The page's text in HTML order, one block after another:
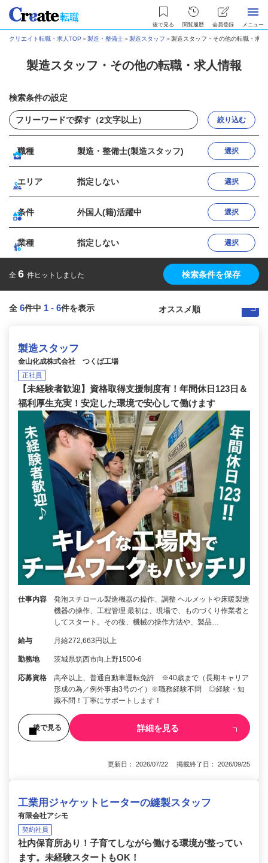
後で見る 閲覧履歴 会員登録 メニュー
クリエイト転職・求人TOP ＞製造・整備士＞製造スタッフ ＞製造スタッフ・その他の転職・求人
製造スタッフ・その他の転職・求人情報
検索条件の設定
絞り込む
職種 製造・整備士(製造スタッフ) 選択
エリア 指定しない 選択
条件 外国人(籍)活躍中 選択
業種 指定しない 選択
全 6 件ヒットしました 検索条件を保存
全 6件中 1 - 6件を表示
製造スタッフ
金山化成株式会社 つくば工場
正社員
【未経験者歓迎】資格取得支援制度有！年間休日123日＆
福利厚生充実！安定した環境で安心して働けます
仕事内容
発泡スチロール製造機器の操作、調整 ヘルメットや床暖製造
機器の操作、工程管理 最初は、現場で、ものづくり作業者と
してスタート。その後、機械の操作方法や、製品…
給与 月給272,663円以上
勤務地 茨城県筑西市向上野1500-6
応募資格
高卒以上、普通自動車運転免許 ※40歳まで（長期キャリア
形成の為／例外事由3号のイ）※職務経験不問 ◎経験・知
識不問！丁寧にサポートします！
後で見る 詳細を見る
更新日： 2026/07/22 掲載終了日： 2026/09/25
工業用ジャケットヒーターの縫製スタッフ
有限会社アシモ
契約社員
社内保育所あり！子育てしながら働ける環境が整ってい
ます。未経験スタートもOK！